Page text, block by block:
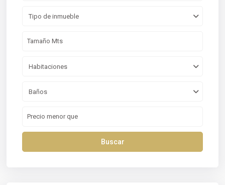
Tipo de inmueble
Habitaciones
Baños
Buscar